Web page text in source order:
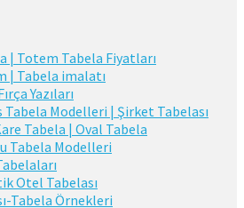
| Totem Tabela Fiyatları
| Tabela imalatı
Yazıları
Tabela Modelleri | Şirket Tabelası
Tabela | Oval Tabela
Tabela Modelleri
Otel Tabelası
Tabela Örnekleri